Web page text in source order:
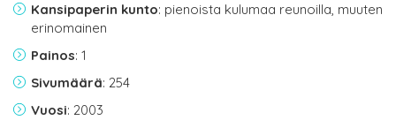
Kansipaperin kunto: pienoista kulumaa reunoilla, muuten
erinomainen
Painos: 1
Sivumäärä: 254
Vuosi: 2003